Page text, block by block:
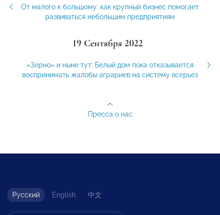
От малого к большому: как крупный бизнес помогает
развиваться небольшим предприятиям
19 Сентября 2022
«Зерно» и ныне тут: Белый дом пока отказывается
воспринимать жалобы аграриев на систему всерьез
Пресса о нас
Русский English 中文